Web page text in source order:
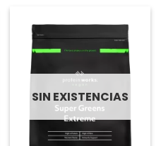
SIN EXISTENCIAS